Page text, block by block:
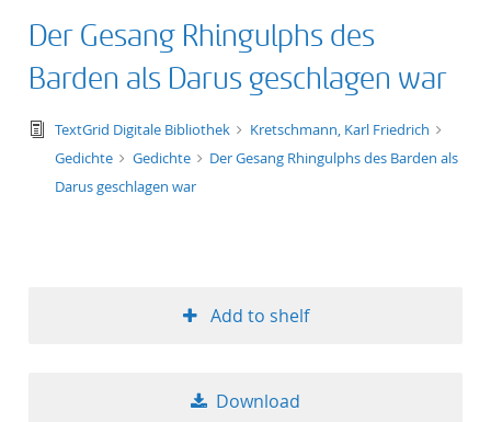
Der Gesang Rhingulphs des
Barden als Darus geschlagen war
text/tg.edition+tg.aggregation+xml
TextGrid Digitale Bibliothek
Kretschmann, Karl Friedrich
Gedichte
Gedichte
Der Gesang Rhingulphs des Barden als
Darus geschlagen war
Add to shelf
Download